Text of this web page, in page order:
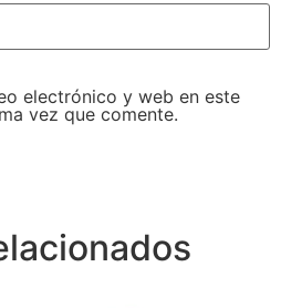
electrónico y web en este
vez que comente.